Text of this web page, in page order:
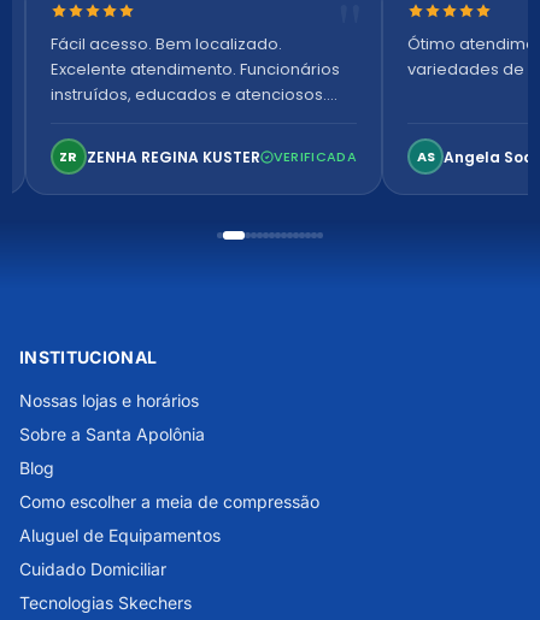
Nota 5 de 5 estrelas
Fácil acesso. Bem localizado.
Excelente atendimento. Funcionários
instruídos, educados e atenciosos.
confortável. Perfeito!
ZR ZENHA REGINA KUSTER VERIFICADA
Nota 5 de 5
Ótimo
variedades de
AS Angela
INSTITUCIONAL
Nossas lojas e horários
Sobre a Santa Apolônia
Blog
Como escolher a meia de compressão
Aluguel de Equipamentos
Cuidado Domiciliar
Tecnologias Skechers